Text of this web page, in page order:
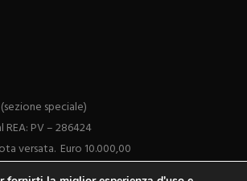
speciale)
REA: PV – 286424
versata. Euro 10.000,00